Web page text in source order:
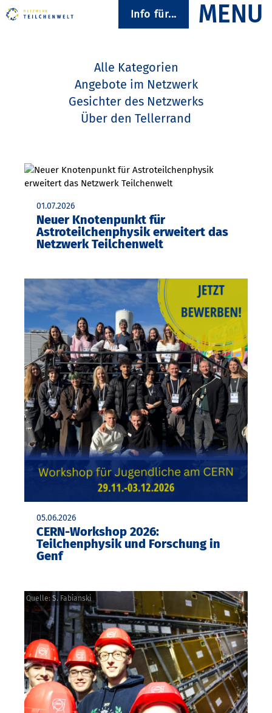
Info für...
Alle Kategorien
Angebote im Netzwerk
Gesichter des Netzwerks
Über den Tellerrand
01.07.2026
Neuer Knotenpunkt für
Astroteilchenphysik erweitert das
Netzwerk Teilchenwelt
05.06.2026
CERN-Workshop 2026:
Teilchenphysik und Forschung in
Genf
Quelle: S. Fabianski